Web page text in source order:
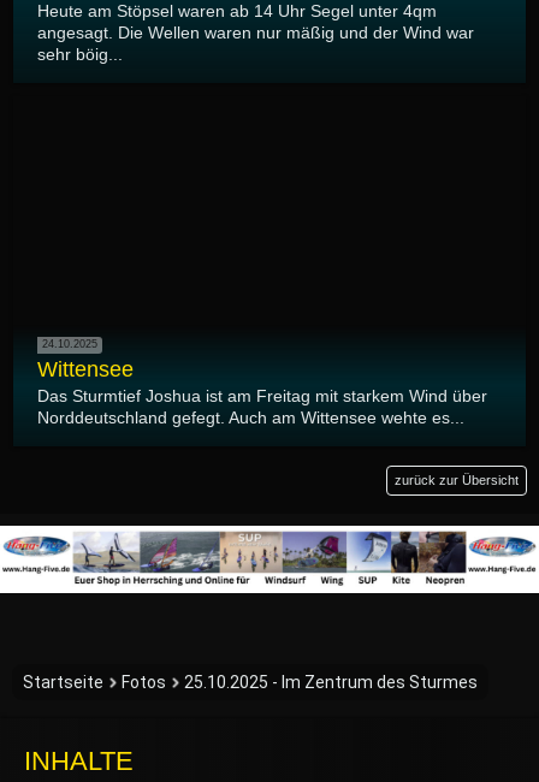
Heute am Stöpsel waren ab 14 Uhr Segel unter 4qm
angesagt. Die Wellen waren nur mäßig und der Wind war
sehr böig...
24.10.2025
Wittensee
Das Sturmtief Joshua ist am Freitag mit starkem Wind über
Norddeutschland gefegt. Auch am Wittensee wehte es...
zurück zur Übersicht
Startseite Fotos 25.10.2025 - Im Zentrum des Sturmes
INHALTE